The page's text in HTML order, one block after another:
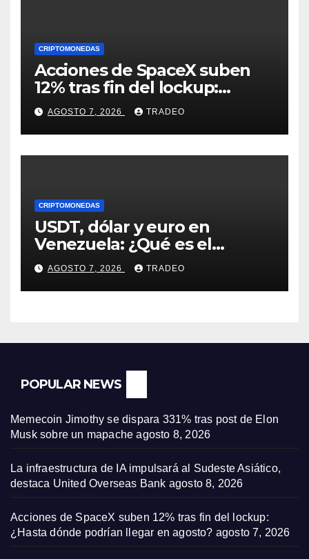
CRIPTOMONEDAS
Acciones de SpaceX suben
12% tras fin del lockup:
¿Hasta dónde podrían llegar
en agosto?
AGOSTO 7, 2026 TRADEO
CRIPTOMONEDAS
USDT, dólar y euro en
Venezuela: ¿Qué es el
fenómeno “Rockets and
Feathers”?
AGOSTO 7, 2026 TRADEO
POPULAR NEWS
Memecoin Jimothy se dispara 331% tras post de Elon
Musk sobre un mapache agosto 8, 2026
La infraestructura de IA impulsará al Sudeste Asiático,
destaca United Overseas Bank agosto 8, 2026
Acciones de SpaceX suben 12% tras fin del lockup:
¿Hasta dónde podrían llegar en agosto? agosto 7, 2026